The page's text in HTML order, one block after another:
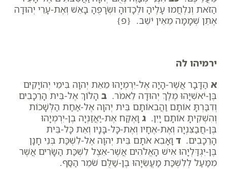
הַזֹּאת וְנִלְחֲמוּ עָלֶיהָ וּלְכָדוּהָ וּשְׂרָפֻהָ בָאֵשׁ וְאֶת-עָרֵי יְהוּדָה
אֶתֵּן שְׁמָמָה מֵאֵין יֹשֵׁב. {פ}
ירמיהו לה
א הַדָּבָר אֲשֶׁר-הָיָה אֶל-יִרְמְיָהוּ מֵאֵת יְהוָה בִּימֵי יְהוֹיָקִים
בֶּן-יֹאשִׁיָּהוּ מֶלֶךְ יְהוּדָה לֵאמֹר. ב הָלוֹךְ אֶל-בֵּית הָרֵכָבִים
וְדִבַּרְתָּ אוֹתָם וַהֲבִאוֹתָם בֵּית יְהוָה אֶל-אַחַת הַלְּשָׁכוֹת
וְהִשְׁקִיתָ אוֹתָם יָיִן. ג וָאֶקַּח אֶת-יַאֲזַנְיָה בֶן-יִרְמְיָהוּ
בֶּן-חֲבַצִּנְיָה וְאֶת-אֶחָיו וְאֶת-כָּל-בָּנָיו וְאֵת כָּל-בֵּית
הָרֵכָבִים. ד וָאָבִא אֹתָם בֵּית יְהוָה אֶל-לִשְׁכַּת בְּנֵי חָנָן
בֶּן-יִגְדַּלְיָהוּ אִישׁ הָאֱלֹהִים אֲשֶׁר-אֵצֶל לִשְׁכַּת הַשָּׂרִים אֲשֶׁר
מִמַּעַל לְלִשְׁכַּת מַעֲשֵׂיָהוּ בֶן-שַׁלֻּם שֹׁמֵר הַסַּף.